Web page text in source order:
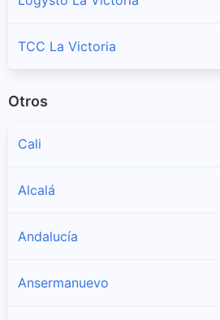
TCC La Victoria
Otros
Cali
Alcalá
Andalucía
Ansermanuevo